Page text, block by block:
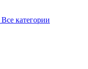
Все категории